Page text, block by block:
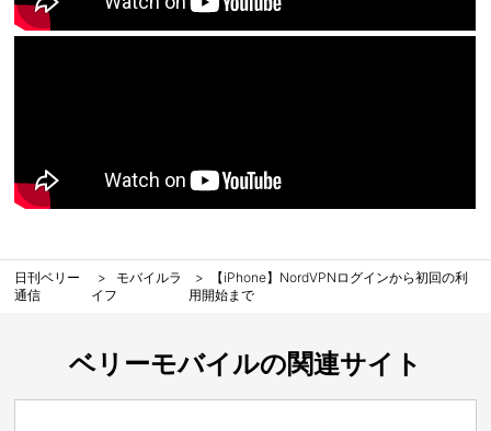
日刊ベリー
通信
モバイルラ
イフ
【iPhone】NordVPNログインから初回の利
用開始まで
ベリーモバイルの関連サイト